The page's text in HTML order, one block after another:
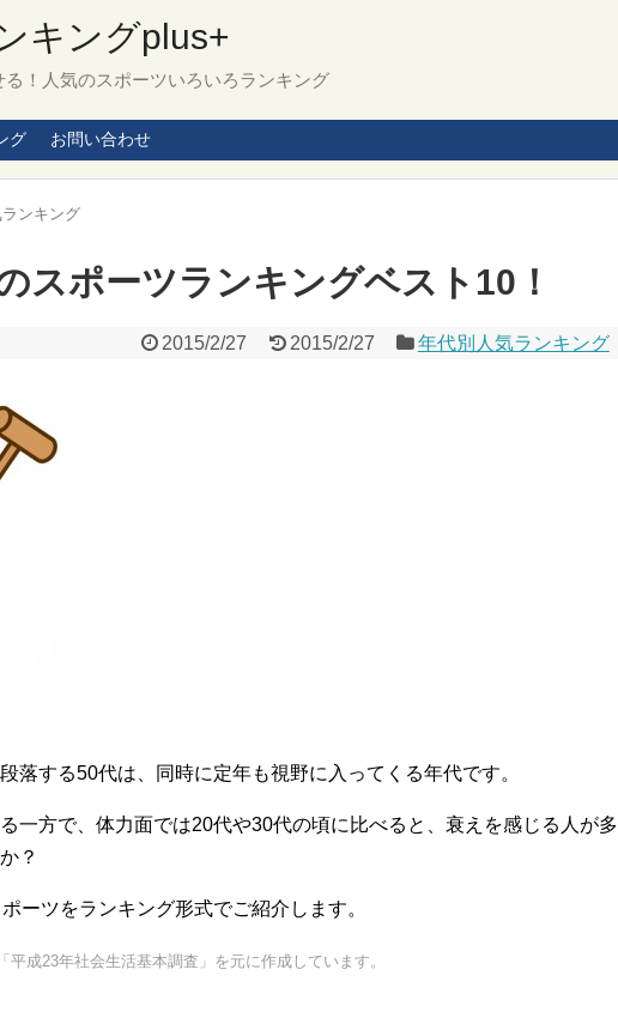
キングplus+
！人気のスポーツいろいろランキング
グ お問い合わせ
ンキング
スポーツランキングベスト10！
2015/2/27 2015/2/27 年代別人気ランキング
落する50代は、同時に定年も視野に入ってくる年代です。
一方で、体力面では20代や30代の頃に比べると、衰えを感じる人が多
？
ーツをランキング形式でご紹介します。
成23年社会生活基本調査」を元に作成しています。